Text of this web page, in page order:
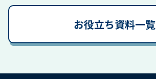
お役立ち資料一覧